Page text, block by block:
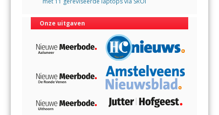
Onze uitgaven